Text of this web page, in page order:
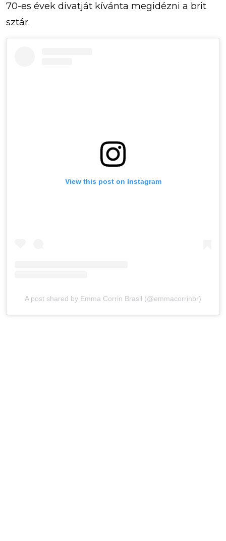
70-es évek divatját kívánta megidézni a brit
sztár.
View this post on Instagram
A post shared by Emma Corrin Brasil (@emmacorrinbr)